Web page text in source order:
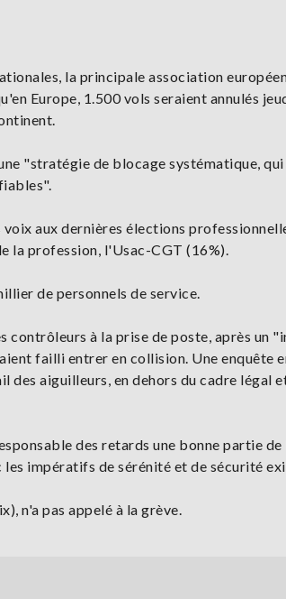
la principale association
Europe, 1.500 vols seraient annulés
"stratégie de blocage systématique,
aux dernières élections
la profession, l'Usac-CGT (16%).
de personnels de service.
contrôleurs à la prise de poste, après un
failli entrer en collision. Une enquête
aiguilleurs, en dehors du cadre légal
des retards une bonne partie de
impératifs de sérénité et de sécurité
n'a pas appelé à la grève.